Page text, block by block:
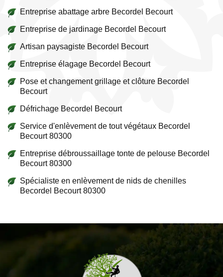
Entreprise abattage arbre Becordel Becourt
Entreprise de jardinage Becordel Becourt
Artisan paysagiste Becordel Becourt
Entreprise élagage Becordel Becourt
Pose et changement grillage et clôture Becordel
Becourt
Défrichage Becordel Becourt
Service d'enlèvement de tout végétaux Becordel
Becourt 80300
Entreprise débroussaillage tonte de pelouse Becordel
Becourt 80300
Spécialiste en enlèvement de nids de chenilles
Becordel Becourt 80300